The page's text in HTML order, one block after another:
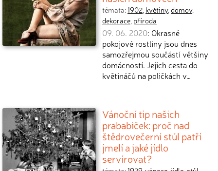
témata:1902, květiny,domov,
dekorace, příroda
09. 06. 2020: Okrasné
pokojové rostliny jsou dnes
samozřejmou součástí většiny
domácností. Jejich cesta do
květináčů na poličkách v…
Vánoční tip našich
prababiček: proč nad
štědrovečerní stůl patří
jmelí a jaké jídlo
servírovat?